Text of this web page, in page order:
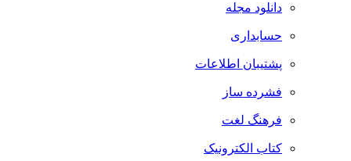
دانلود مجله
حسابداری
پشتیبان اطلاعات
فشرده ساز
فرهنگ لغت
کتاب الکترونیک